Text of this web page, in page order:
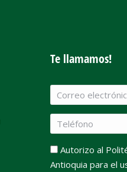
Te llamamos!
Autorizo al
Antioquia para el